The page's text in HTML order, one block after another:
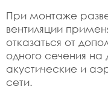
При монтаже
вентиляции
отказаться от
одного сечения на
акустические и
сети.